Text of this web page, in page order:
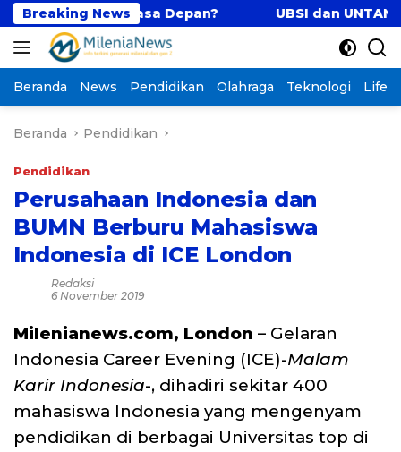
Langsung
ke
konten
Breaking News
Masa Depan? UBSI dan UNTAN Perkuat
Beranda News Pendidikan Olahraga Teknologi
Beranda Pendidikan
Pendidikan
Perusahaan Indonesia dan
BUMN Berburu Mahasiswa
Indonesia di ICE London
Redaksi
6 November 2019
Milenianews.com, London – Gelaran
Indonesia Career Evening (ICE)-Malam
Karir Indonesia-, dihadiri sekitar 400
mahasiswa Indonesia yang mengenyam
pendidikan di berbagai Universitas top di